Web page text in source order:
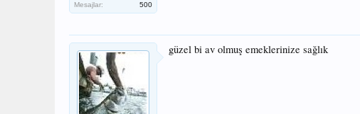
Mesajlar: 500
güzel bi av olmuş emeklerinize sağlık